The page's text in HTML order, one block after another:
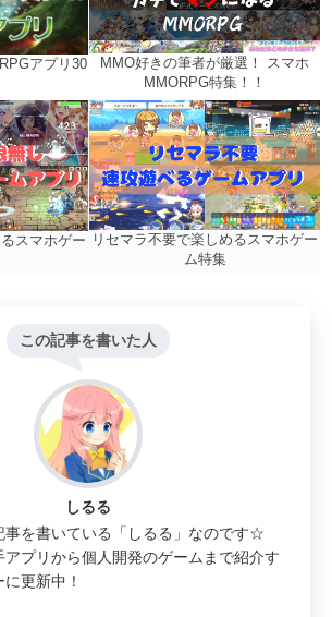
アプリ30
MMO好きの筆者が厳選！ スマホ
MMORPG特集！！
スマホゲー リセマラ不要で楽しめるスマホゲー
ム特集
この記事を書いた人
しるる
事を書いている「しるる」なのです☆
アプリから個人開発のゲームまで紹介す
更新中！